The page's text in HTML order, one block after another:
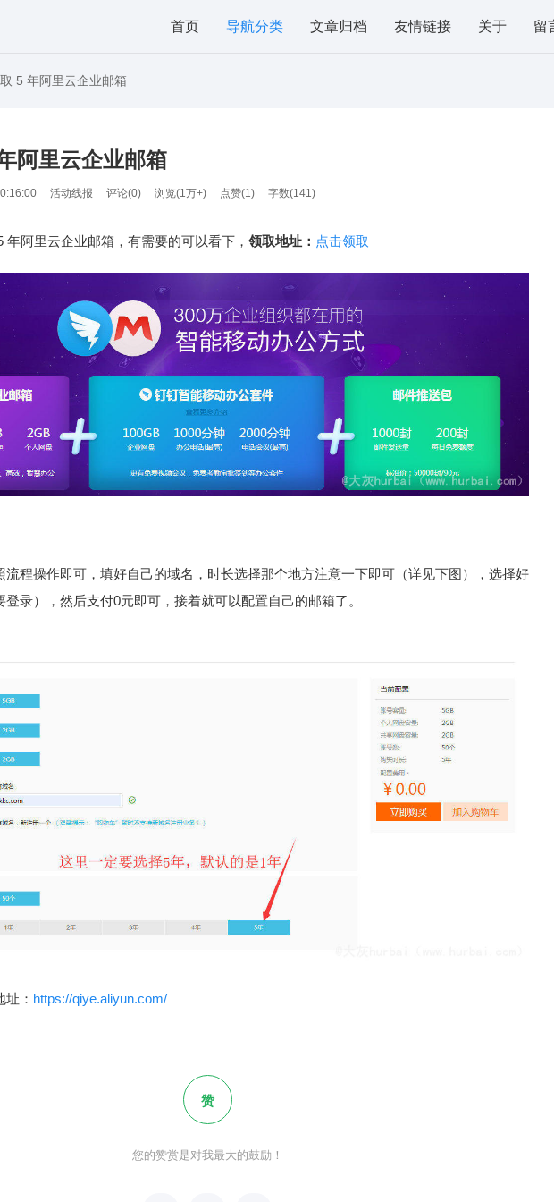
首页 导航分类 文章归档 友情链接 关于 留
5 年阿里云企业邮箱
阿里云企业邮箱
活动线报 评论(0) 浏览(1万+) 点赞(1) 字数(141)
年阿里云企业邮箱，有需要的可以看下， 领取地址： 点击领取
流程操作即可，填好自己的域名，时长选择那个地方注意一下即可（详见下图），选择好
登录），然后支付0元即可，接着就可以配置自己的邮箱了。
： https://qiye.aliyun.com/
赞
您的赞赏是对我最大的鼓励！